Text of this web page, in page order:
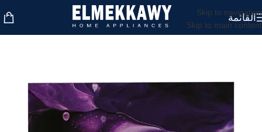
Skip to navigation
Skip to main content
القائمة